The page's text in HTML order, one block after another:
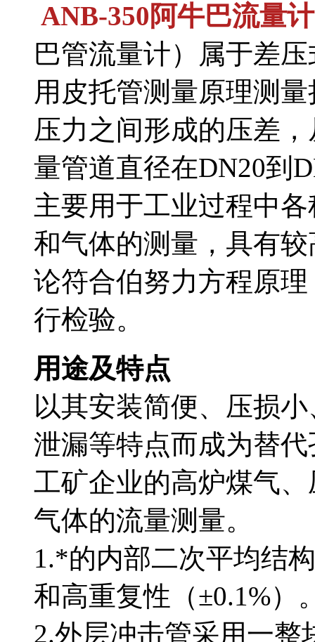
ANB-350阿牛巴流量计
巴管流量计）属于差压
用皮托管测量原理测
压力之间形成的压差
量管道直径在DN20到
主要用于工业过程中各种
和气体的测量，具有
论符合伯努力方程原理
行检验。
用途及特点
以其安装简便、压损小
泄漏等特点而成为替代
工矿企业的高炉煤气、
气体的流量测量。
1.*的内部二次平均结构
和高重复性（±0.1%）
2.外层冲击管采用一整